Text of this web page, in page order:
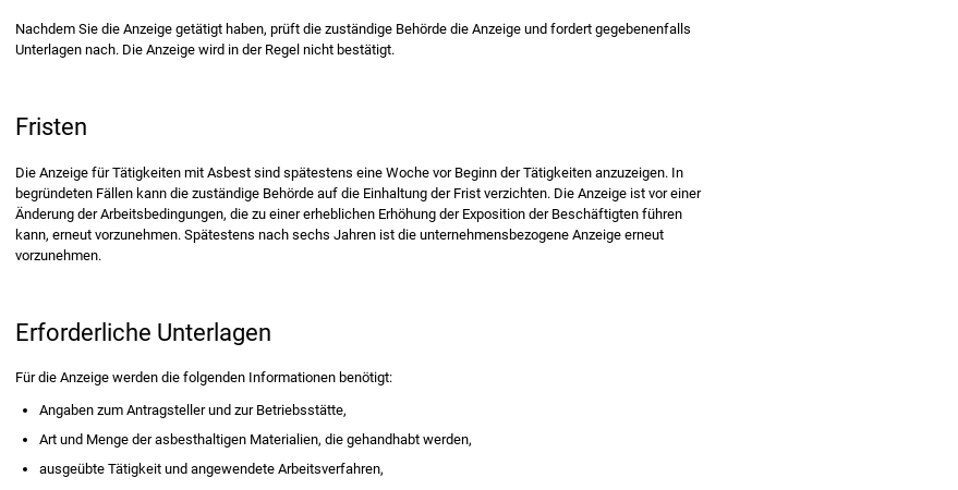
Nachdem Sie die Anzeige getätigt haben, prüft die zuständige Behörde die Anzeige und fordert gegebenenfalls
Unterlagen nach. Die Anzeige wird in der Regel nicht bestätigt.
Fristen
Die Anzeige für Tätigkeiten mit Asbest sind spätestens eine Woche vor Beginn der Tätigkeiten anzuzeigen. In
begründeten Fällen kann die zuständige Behörde auf die Einhaltung der Frist verzichten. Die Anzeige ist vor einer
Änderung der Arbeitsbedingungen, die zu einer erheblichen Erhöhung der Exposition der Beschäftigten führen
kann, erneut vorzunehmen. Spätestens nach sechs Jahren ist die unternehmensbezogene Anzeige erneut
vorzunehmen.
Erforderliche Unterlagen
Für die Anzeige werden die folgenden Informationen benötigt:
Angaben zum Antragsteller und zur Betriebsstätte,
Art und Menge der asbesthaltigen Materialien, die gehandhabt werden,
ausgeübte Tätigkeit und angewendete Arbeitsverfahren,